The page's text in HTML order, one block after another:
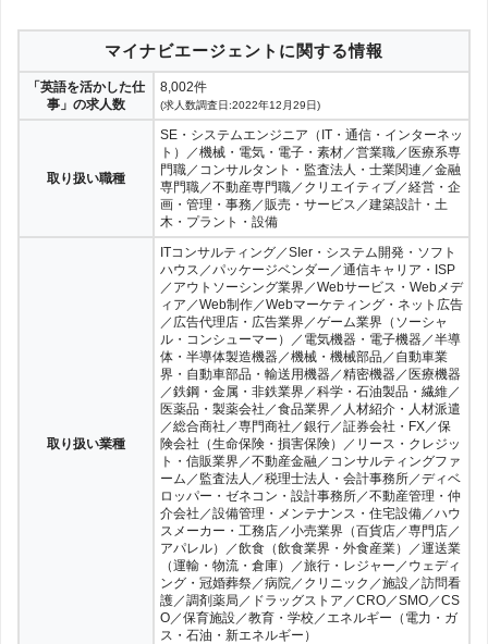
マイナビエージェントに関する情報
「英語を活かした仕
事」の求人数
8,002件
(求人数調査日:2022年12月29日)
取り扱い職種
SE・システムエンジニア（IT・通信・インターネッ
ト）／機械・電気・電子・素材／営業職／医療系専
門職／コンサルタント・監査法人・士業関連／金融
専門職／不動産専門職／クリエイティブ／経営・企
画・管理・事務／販売・サービス／建築設計・土
木・プラント・設備
取り扱い業種
ITコンサルティング／SIer・システム開発・ソフト
ハウス／パッケージベンダー／通信キャリア・ISP
／アウトソーシング業界／Webサービス・Webメデ
ィア／Web制作／Webマーケティング・ネット広告
／広告代理店・広告業界／ゲーム業界（ソーシャ
ル・コンシューマー）／電気機器・電子機器／半導
体・半導体製造機器／機械・機械部品／自動車業
界・自動車部品・輸送用機器／精密機器／医療機器
／鉄鋼・金属・非鉄業界／科学・石油製品・繊維／
医薬品・製薬会社／食品業界／人材紹介・人材派遣
／総合商社／専門商社／銀行／証券会社・FX／保
険会社（生命保険・損害保険）／リース・クレジッ
ト・信販業界／不動産金融／コンサルティングファ
ーム／監査法人／税理士法人・会計事務所／ディベ
ロッパー・ゼネコン・設計事務所／不動産管理・仲
介会社／設備管理・メンテナンス・住宅設備／ハウ
スメーカー・工務店／小売業界（百貨店／専門店／
アパレル）／飲食（飲食業界・外食産業）／運送業
（運輸・物流・倉庫）／旅行・レジャー／ウェディ
ング・冠婚葬祭／病院／クリニック／施設／訪問看
護／調剤薬局／ドラッグストア／CRO／SMO／CS
O／保育施設／教育・学校／エネルギー（電力・ガ
ス・石油・新エネルギー）